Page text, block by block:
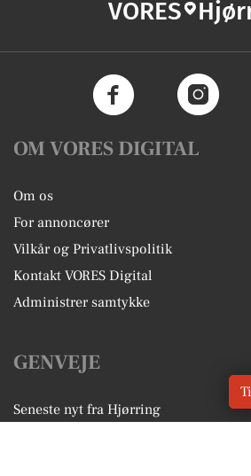
VORES
OM VORES DIGITAL
Om os
For annoncører
Vilkår og Privatlivspolitik
Kontakt VORES Digital
Administrer samtykke
GENVEJE
Seneste nyt fra Hjørring